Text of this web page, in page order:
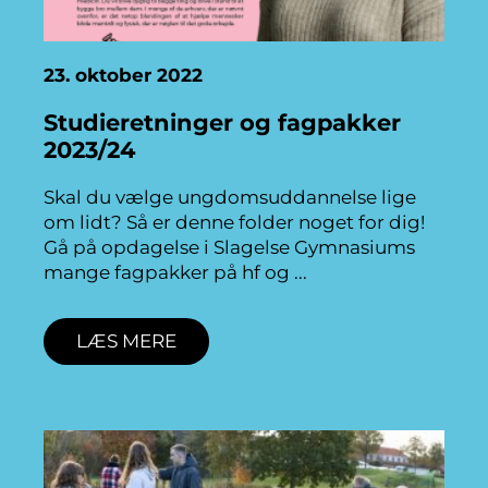
Studieretninger og fagpakker
2023/24
23. oktober 2022
Skal du vælge ungdomsuddannelse lige
om lidt? Så er denne folder noget for dig!
Gå på opdagelse i Slagelse Gymnasiums
mange fagpakker på hf og
LÆS MERE